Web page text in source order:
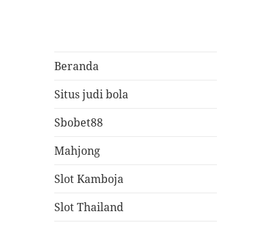
Beranda
Situs judi bola
Sbobet88
Mahjong
Slot Kamboja
Slot Thailand